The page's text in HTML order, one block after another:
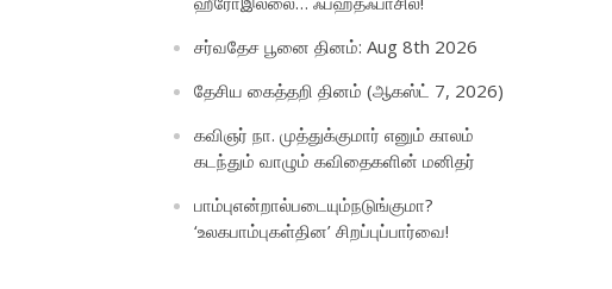
சர்வதேச பூனை தினம்: Aug 8th 2026
தேசிய கைத்தறி தினம் (ஆகஸ்ட் 7, 2026)
கவிஞர் நா. முத்துக்குமார் எனும் காலம்
கடந்தும் வாழும் கவிதைகளின் மனிதர்
பாம்புஎன்றால்படையும்நடுங்குமா?
‘உலகபாம்புகள்தின’ சிறப்புப்பார்வை!